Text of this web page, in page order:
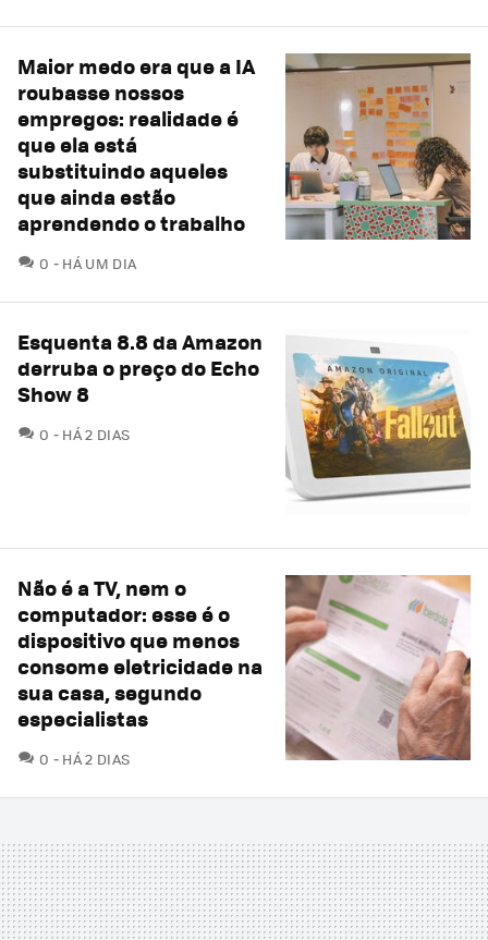
Maior medo era que a IA
roubasse nossos
empregos: realidade é
que ela está
substituindo aqueles
que ainda estão
aprendendo o trabalho
0 COMENTÁRIOS
HÁ UM DIA
Esquenta 8.8 da Amazon
derruba o preço do Echo
Show 8
0 COMENTÁRIOS
HÁ 2 DIAS
Não é a TV, nem o
computador: esse é o
dispositivo que menos
consome eletricidade na
sua casa, segundo
especialistas
0 COMENTÁRIOS
HÁ 2 DIAS